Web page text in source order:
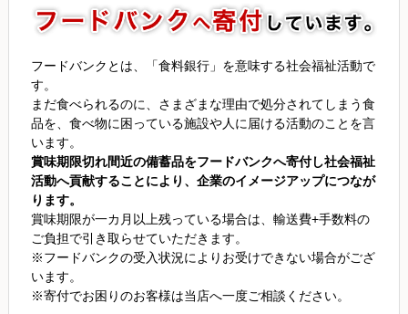
フードバンクとは、「食料銀行」を意味する社会福祉活動で
す。
まだ食べられるのに、さまざまな理由で処分されてしまう食
品を、食べ物に困っている施設や人に届ける活動のことを言
います。
賞味期限切れ間近の備蓄品をフードバンクへ寄付し社会福祉
活動へ貢献することにより、企業のイメージアップにつなが
ります。
賞味期限が一カ月以上残っている場合は、輸送費+手数料の
ご負担で引き取らせていただきます。
※フードバンクの受入状況によりお受けできない場合がござ
います。
※寄付でお困りのお客様は当店へ一度ご相談ください。